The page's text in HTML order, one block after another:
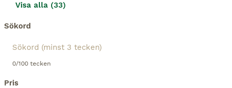
Visa alla (33)
Sökord
0/100 tecken
Pris